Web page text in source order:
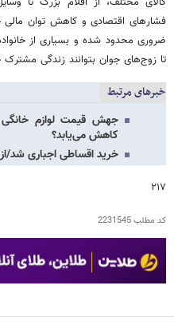
فشارهای اقتصادی و کاهش توان مالی
تا زوج‌های جوان بتوانند زندگی مشترک
خبرهای مرتبط
جهش قیمت لوازم خانگی
کاهش می‌یابد؟
خرید اقساطی اجباری شد/
۲۱۷
کد مطلب2231545